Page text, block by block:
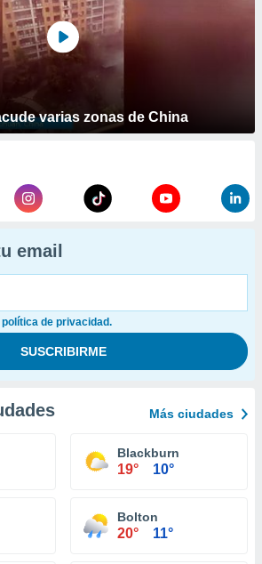
varias zonas de China
email
de privacidad.
Más ciudades
Blackburn
19° 10°
Bolton
20° 11°